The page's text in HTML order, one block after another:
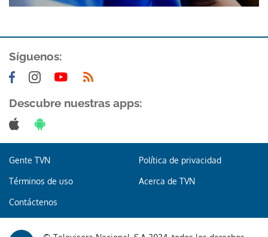
Síguenos:
Descubre nuestras apps:
Gente TVN Política de privacidad
Términos de uso Acerca de TVN
Contáctenos